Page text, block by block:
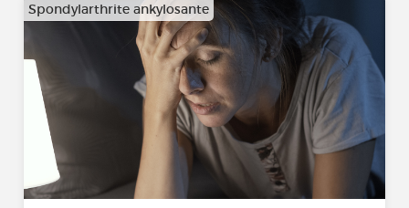
Spondylarthrite ankylosante